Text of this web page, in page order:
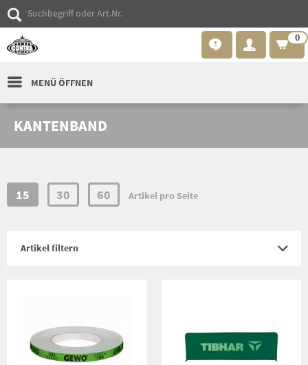
0
MENÜ ÖFFNEN
KANTENBAND
Artikel filtern
15 30 60 Artikel pro Seite